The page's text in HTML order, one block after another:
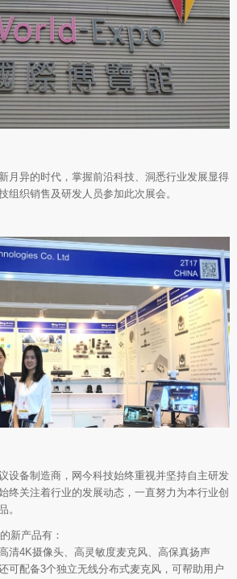
月异的时代，掌握前沿科技、洞悉行业发展显得
组织销售及研发人员参加此次展会。
设备制造商，网今科技始终重视并坚持自主研发
终关注着行业的发展动态，一直努力为本行业创
。
新产品有：
清4K摄像头、高灵敏度麦克风、高保真扬声
可配备3个独立无线分布式麦克风，可帮助用户